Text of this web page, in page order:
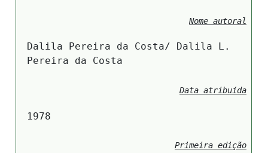
Nome autoral
Dalila Pereira da Costa/ Dalila L.
Pereira da Costa
Data atribuída
1978
Primeira edição